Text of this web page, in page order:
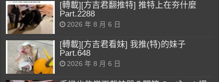
[轉載][方吉君翻推特] 推特上在夯什麼
Part.2288
2026 年 8 月 6 日
[轉載][方吉君看妹] 我推(特)的妹子
Part.648
2026 年 8 月 6 日